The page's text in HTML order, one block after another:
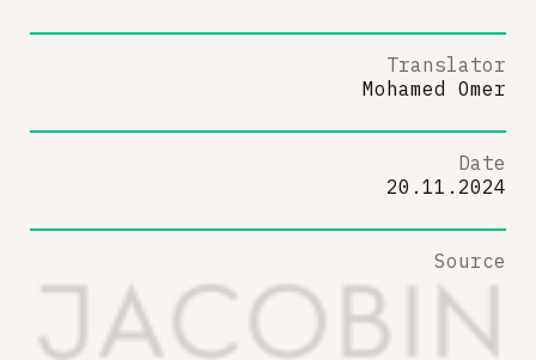
Translator
Mohamed Omer
Date
20.11.2024
Source